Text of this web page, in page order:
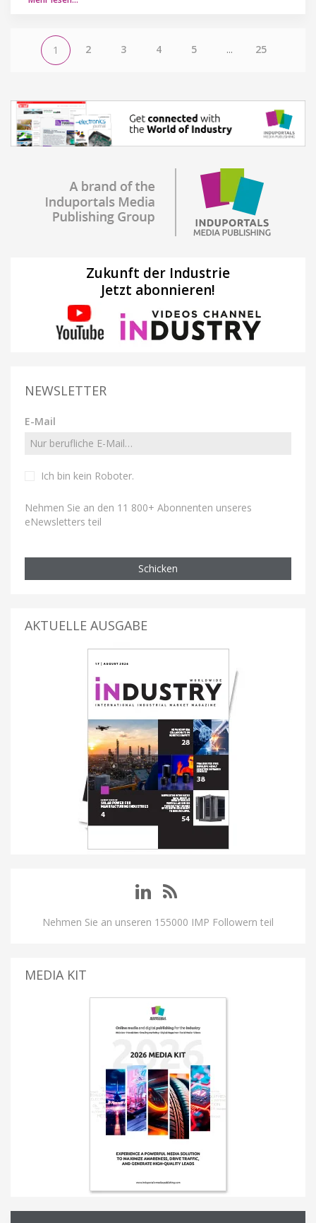
1 2 3 4 5 ... 25
Zukunft der Industrie
Jetzt abonnieren!
NEWSLETTER
E-Mail
Ich bin kein Roboter.
Nehmen Sie an den 11 800+ Abonnenten unseres
eNewsletters teil
Schicken
AKTUELLE AUSGABE
Nehmen Sie an unseren 155000 IMP Followern teil
MEDIA KIT